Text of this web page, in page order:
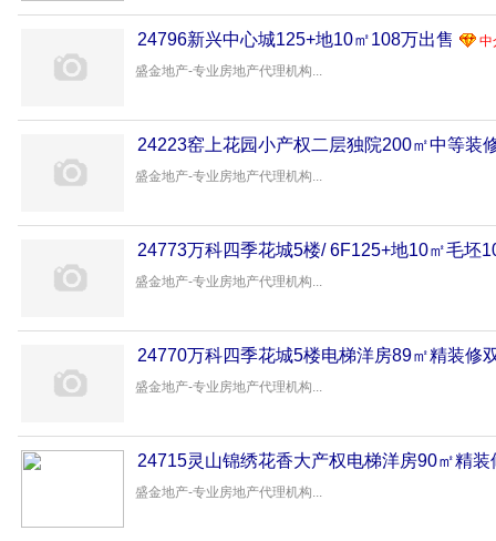
24796新兴中心城125+地10㎡108万出售
中
盛金地产-专业房地产代理机构...
24223窑上花园小产权二层独院200㎡中等装
盛金地产-专业房地产代理机构...
24773万科四季花城5楼/ 6F125+地10㎡毛坯
盛金地产-专业房地产代理机构...
24770万科四季花城5楼电梯洋房89㎡精装修
盛金地产-专业房地产代理机构...
24715灵山锦绣花香大产权电梯洋房90㎡精装
盛金地产-专业房地产代理机构...